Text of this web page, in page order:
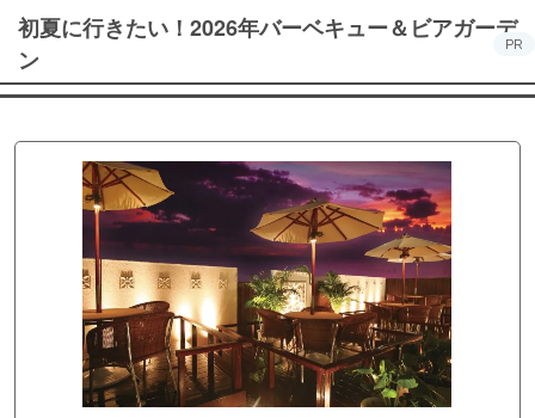
初夏に行きたい！2026年バーベキュー＆ビアガーデ
ン
PR